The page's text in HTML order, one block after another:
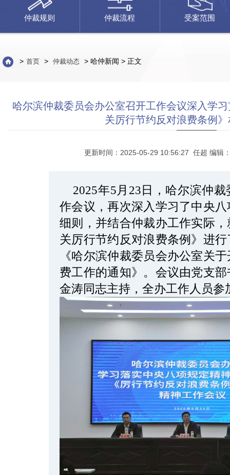
仲裁规则 仲裁流程 受案范围
> 首页 > 仲裁动态 > 哈仲新闻 > 正文
哈尔滨仲裁委员会办公室召开工作会议深入学
关厉行节约反对浪费条例
更新时间：2025-05-29 10:56:27 任超 编辑
2025年5月23日，哈尔滨仲
作会议，再次深入学习了中央
细则，并结合仲裁办工作实际
关厉行节约反对浪费条例》进
《哈尔滨仲裁委员会办公室关
费工作的通知》。会议由党支
金涛同志主持，全办工作人员参